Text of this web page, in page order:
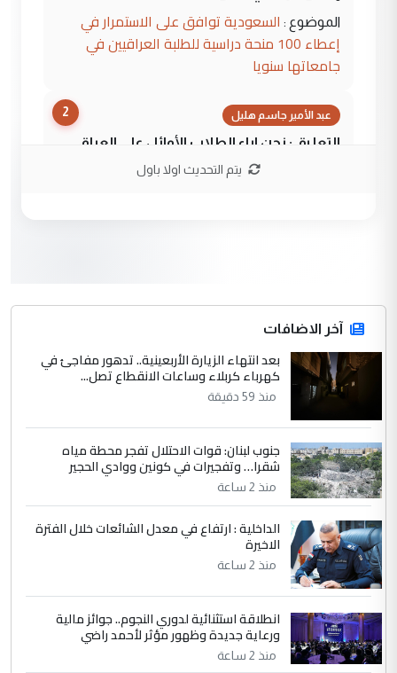
الموضوع : السعودية توافق على الاستمرار في
إعطاء 100 منحة دراسية للطلبة العراقيين في
جامعاتها سنويا
2 عبد الأمير جاسم هليل
التعليق : نحن اباء الطلاب الأوائل على العراق
نتشرف بلقاء السيد احمد الصافي في العتبات
التعليق : قرار مستعجل جدا ولامصلحة فيه
للوزاره ولا للمواطن القرار الصائب يكون بعد
الاستماع للمدير ومغرفة ...
الموضوع :
وزير الصحة يعفي مدير مستشفى الكرخ
العام في بغداد
4 سردار
التعليق : واحد من عصابة علي ماما يسقط
جنسية الرافد الثالث للعراق ومن اصول عريقة
الموضوع :
الجواهري يرد على صدام حسين سل
مضجعيك يابن الزنا (نص كامل)
5 سردار
التعليق : واحد من عصابة علي ماما يسقط
جنسية الرافد الثالث للعراق ومن اصول عريقة
يتم التحديث اولا باول
آخر الاضافات
بعد انتهاء الزيارة الأربعينية.. تدهور مفاجئ في
كهرباء كربلاء وساعات الانقطاع تصل...
منذ 59 دقيقة
جنوب لبنان: قوات الاحتلال تفجر محطة مياه
شقرا… وتفجيرات في كونين ووادي الحجير
منذ 2 ساعة
الداخلية : ارتفاع في معدل الشائعات خلال الفترة
الاخيرة
منذ 2 ساعة
انطلاقة استثنائية لدوري النجوم.. جوائز مالية
ورعاية جديدة وظهور مؤثر لأحمد راضي
منذ 2 ساعة